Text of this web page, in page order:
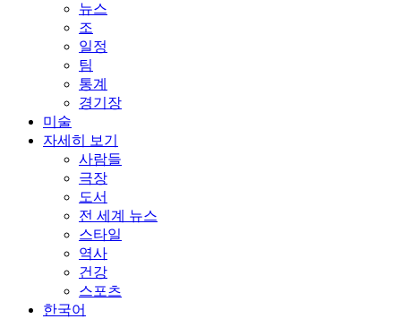
뉴스
조
일정
팀
통계
경기장
미술
자세히 보기
사람들
극장
도서
전 세계 뉴스
스타일
역사
건강
스포츠
한국어